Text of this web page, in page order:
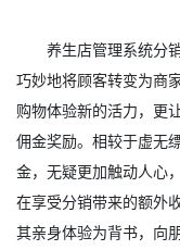
养生店管理系统分
巧妙地将顾客转变为商
购物体验新的活力，
佣金奖励。相较于虚无
金，无疑更加触动人心
在享受分销带来的额外
其亲身体验为背书，向